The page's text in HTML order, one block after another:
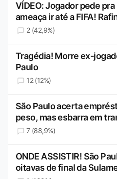
VÍDEO: Jogador pede pra
ameaça ir até a FIFA!
2 (42,9%)
Tragédia! Morre ex-
Paulo
12 (12%)
São Paulo acerta
peso, mas esbarra em
7 (88,9%)
ONDE ASSISTIR! São
oitavas de final da